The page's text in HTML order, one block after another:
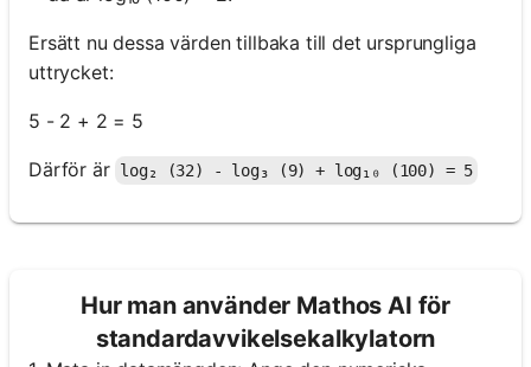
Ersätt nu dessa värden tillbaka till det ursprungliga
uttrycket:
5 - 2 + 2 = 5
Därför är log₂ (32) - log₃ (9) + log₁₀ (100) = 5
Hur man använder Mathos AI för
standardavvikelsekalkylatorn